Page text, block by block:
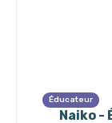
Éducateur
Naiko -